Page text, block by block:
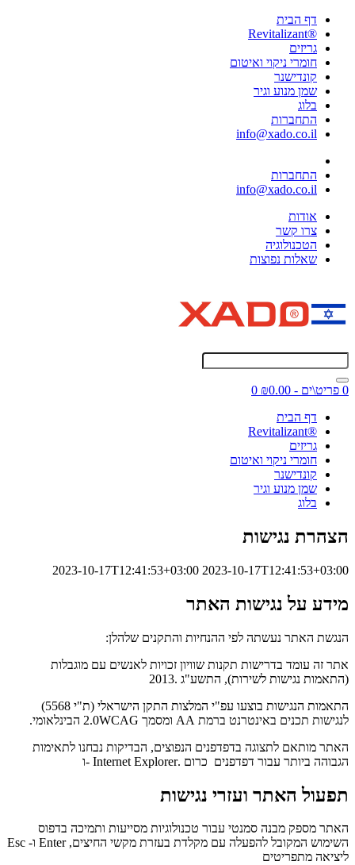
דף הבית
®Revitalizant
גריזים
חומרי ניקוי ואיטום
קונדישנר
שמן מנוע וגיר
בלוג
התחברות
info@xado.co.il
התחברות
info@xado.co.il
אודות
צרו קשר
הטכנולוגיה
שאלות נפוצות
0 פריט\ים - ₪0.00
0
דף הבית
®Revitalizant
גריזים
חומרי ניקוי ואיטום
קונדישנר
שמן מנוע וגיר
בלוג
הצהרת נגישות
2023-10-17T12:41:53+03:00 2023-10-17T12:41:53+03:00
מידע על נגישות האתר
הנגשת האתר נעשתה לפי ההנחיות והתקנים שלהלן:
אתר זה עומד בדרישות תקנות שוויון זכויות לאנשים עם מוגבלות
(התאמות נגישות לשירות), התשע"ג .2013
התאמות הנגישות בוצעו עפ"י המלצות התקן הישראלי (ת"י 5568)
לנגישות תכנים באינטרנט ברמת AA ומסמך 2.0WCAG הבינלאומי.
האתר מותאם לתצוגה בדפדפנים הנפוצים, הבדיקות נבחנו לתאימות
הגבוהה ביותר עבור דפדפנים כרום .Internet Explorer -ו
תפעול האתר ועזרי נגישות
האתר מספק מבנה סמנטי עבור טכנולוגיות מסייעות ותמיכה בדפוס
השימוש המקובל להפעלה עם מקלדת בעזרת מקשי החיצים, Enter ו- Esc
ליציאה מתפריטים